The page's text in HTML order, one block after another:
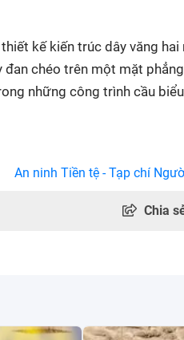
kế kiến trúc dây văng
chéo trên một mặt
những công trình cầu
An ninh Tiền tệ - Tạp chí
Chia